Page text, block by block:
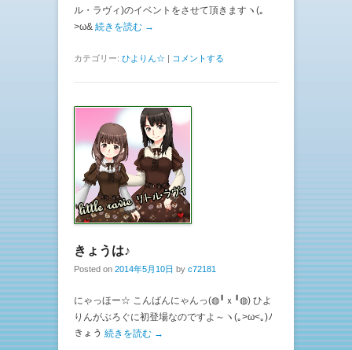
ル・ラヴィ)のイベントをさせて頂きますヽ(｡
>ω& 続きを読む →
カテゴリー: ひよりん☆ | コメントする
きょうは♪
Posted on 2014年5月10日 by c72181
にゃっほー☆ こんばんにゃんっ(◍╹ｘ╹◍) ひよ
りんがぶろぐに初登場なのですよ～ヽ(｡>ω<｡)ﾉ
きょう 続きを読む →